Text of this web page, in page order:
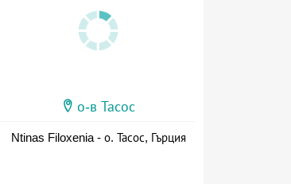
о-в Тасос
Ntinas Filoxenia - о. Тасос, Гърция